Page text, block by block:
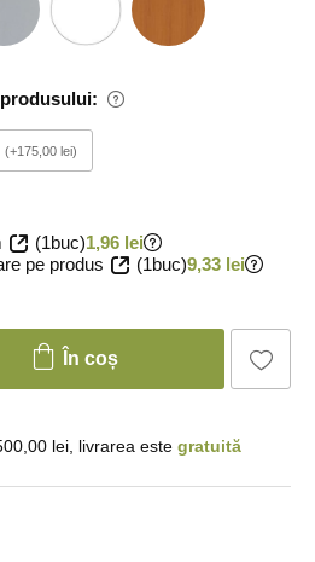
+175,00 lei
(1buc)1,96 lei
pe produs
(1buc)9,33 lei
În coș
lei, livrarea este gratuită